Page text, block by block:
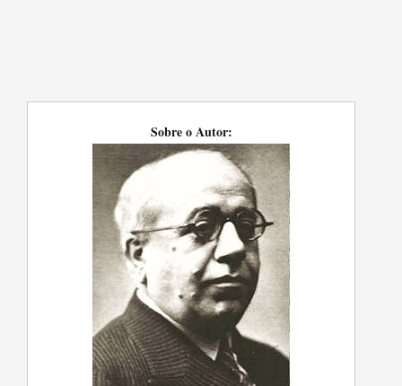
Sobre o Autor: